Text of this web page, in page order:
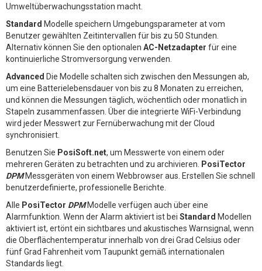
Umweltüberwachungsstation macht.
Standard Modelle speichern Umgebungsparameter at vom
Benutzer gewählten Zeitintervallen für bis zu 50 Stunden.
Alternativ können Sie den optionalen AC-Netzadapter für eine
kontinuierliche Stromversorgung verwenden.
Advanced Die Modelle schalten sich zwischen den Messungen ab,
um eine Batterielebensdauer von bis zu 8 Monaten zu erreichen,
und können die Messungen täglich, wöchentlich oder monatlich in
Stapeln zusammenfassen. Über die integrierte WiFi-Verbindung
wird jeder Messwert zur Fernüberwachung mit der Cloud
synchronisiert.
Benutzen Sie PosiSoft.net, um Messwerte von einem oder
mehreren Geräten zu betrachten und zu archivieren. PosiTector
DPMMessgeräten von einem Webbrowser aus. Erstellen Sie schnell
benutzerdefinierte, professionelle Berichte.
Alle PosiTector DPMModelle verfügen auch über eine
Alarmfunktion. Wenn der Alarm aktiviert ist bei Standard Modellen
aktiviert ist, ertönt ein sichtbares und akustisches Warnsignal, wenn
die Oberflächentemperatur innerhalb von drei Grad Celsius oder
fünf Grad Fahrenheit vom Taupunkt gemäß internationalen
Standards liegt.